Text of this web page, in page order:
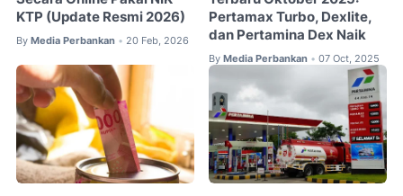
KTP (Update Resmi 2026)
By Media Perbankan • 20 Feb, 2026
Pertamax Turbo, Dexlite,
dan Pertamina Dex Naik
By Media Perbankan • 07 Oct, 2025